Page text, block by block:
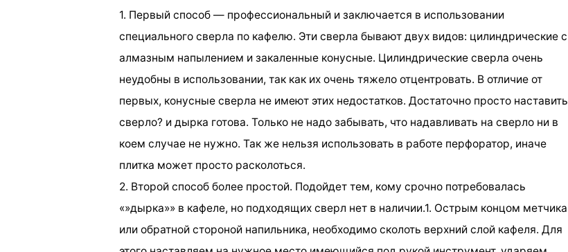
1. Первый способ — профессиональный и заключается в использовании
специального сверла по кафелю. Эти сверла бывают двух видов: цилиндрические с
алмазным напылением и закаленные конусные. Цилиндрические сверла очень
неудобны в использовании, так как их очень тяжело отцентровать. В отличие от
первых, конусные сверла не имеют этих недостатков. Достаточно просто наставить
сверло? и дырка готова. Только не надо забывать, что надавливать на сверло ни в
коем случае не нужно. Так же нельзя использовать в работе перфоратор, иначе
плитка может просто расколоться.
2. Второй способ более простой. Подойдет тем, кому срочно потребовалась
«»дырка»» в кафеле, но подходящих сверл нет в наличии.1. Острым концом метчика
или обратной стороной напильника, необходимо сколоть верхний слой кафеля. Для